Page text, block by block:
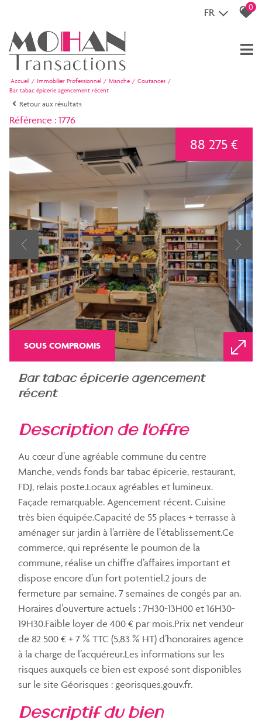
FR 0
Accueil Immobilier Professionnel Manche
Coutances
Bar tabac épicerie agencement récent
Retour aux résultats
Référence : 1776
SOUS COMPROMIS
88 275 €
bar tabac épicerie agencement
récent
description de l'offre
Au cœur d’une agréable commune du centre
Manche, vends fonds bar tabac épicerie, restaurant,
FDJ, relais poste.Locaux agréables et lumineux.
Façade remarquable. Agencement récent. Cuisine
très bien équipée.Capacité de 55 places + terrasse à
aménager sur jardin à l’arrière de l’établissement.Ce
commerce, qui représente le poumon de la
commune, réalise un chiffre d’affaires important et
dispose encore d’un fort potentiel.2 jours de
fermeture par semaine. 7 semaines de congés par an.
Horaires d’ouverture actuels : 7H30-13H00 et 16H30-
19H30.Faible loyer de 400 € par mois.Prix net vendeur
de 82 500 € + 7 % TTC (5,83 % HT) d’honoraires agence
à la charge de l’acquéreur.Les informations sur les
risques auxquels ce bien est exposé sont disponibles
sur le site Géorisques : georisques.gouv.fr.
descriptif du bien